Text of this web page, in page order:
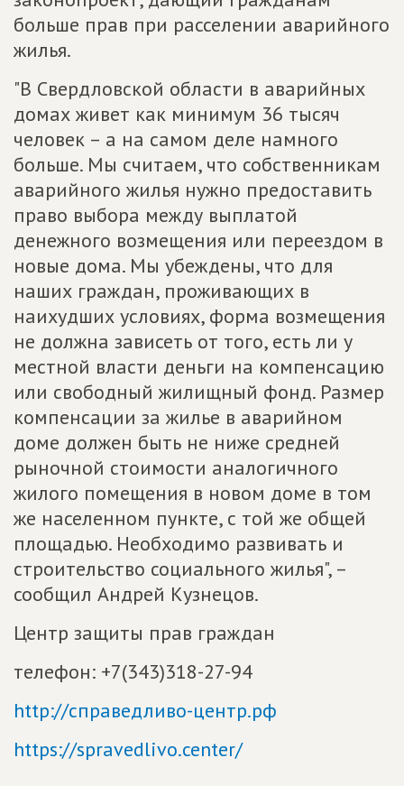
больше прав при расселении аварийного
жилья.
"В Свердловской области в аварийных
домах живет как минимум 36 тысяч
человек – а на самом деле намного
больше. Мы считаем, что собственникам
аварийного жилья нужно предоставить
право выбора между выплатой
денежного возмещения или переездом в
новые дома. Мы убеждены, что для
наших граждан, проживающих в
наихудших условиях, форма возмещения
не должна зависеть от того, есть ли у
местной власти деньги на компенсацию
или свободный жилищный фонд. Размер
компенсации за жилье в аварийном
доме должен быть не ниже средней
рыночной стоимости аналогичного
жилого помещения в новом доме в том
же населенном пункте, с той же общей
площадью. Необходимо развивать и
строительство социального жилья", –
сообщил Андрей Кузнецов.
Центр защиты прав граждан
телефон: +7(343)318-27-94
http://справедливо-центр.рф
https://spravedlivo.center/